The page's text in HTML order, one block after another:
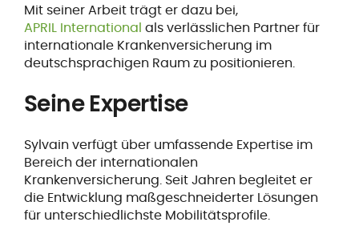
Mit seiner Arbeit trägt er dazu bei,
APRIL International als verlässlichen Partner für
internationale Krankenversicherung im
deutschsprachigen Raum zu positionieren.
Seine Expertise
Sylvain verfügt über umfassende Expertise im
Bereich der internationalen
Krankenversicherung. Seit Jahren begleitet er
die Entwicklung maßgeschneiderter Lösungen
für unterschiedlichste Mobilitätsprofile.